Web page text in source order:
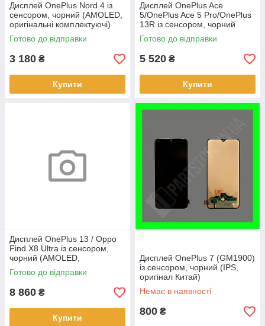
Дисплей OnePlus Nord 4 із
сенсором, чорний (AMOLED,
оригінальні комплектуючі)
Готово до відправки
3 180 ₴
Купити
Дисплей OnePlus Ace
5/OnePlus Ace 5 Pro/OnePlus
13R із сенсором, чорний
(AMOLED, оригінальні
комплектуючі)
Готово до відправки
5 520 ₴
Купити
Дисплей OnePlus 13 / Oppo
Find X8 Ultra із сенсором,
чорний (AMOLED,
оригінальні комплектуючі)
Готово до відправки
8 860 ₴
Купити
Дисплей OnePlus 7 (GM1900)
із сенсором, чорний (IPS,
оригінал Китай)
Немає в наявності
800 ₴